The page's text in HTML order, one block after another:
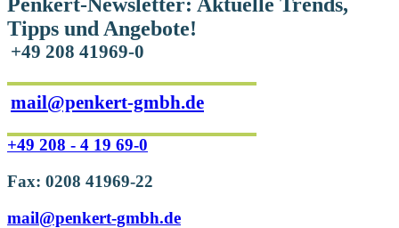
Tipps und Angebote!
+49 208 41969-0
mail@penkert-gmbh.de
+49 208 - 4 19 69-0
Fax: 0208 41969-22
mail@penkert-gmbh.de